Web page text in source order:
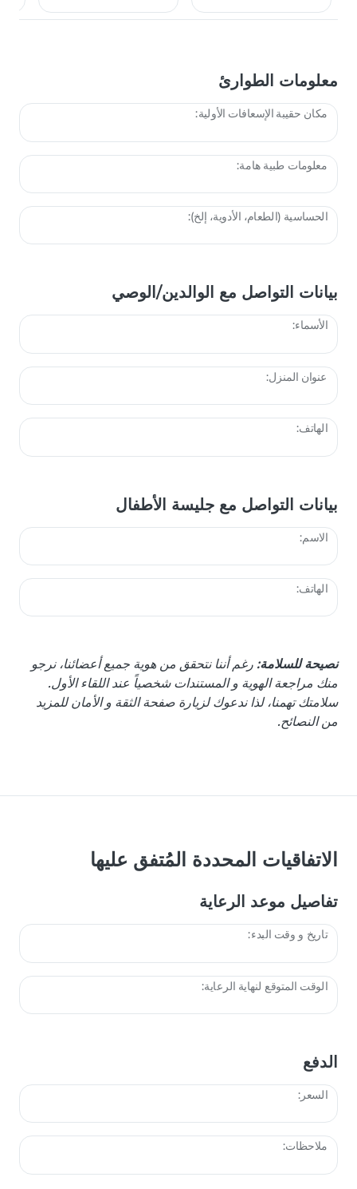
معلومات الطوارئ
مكان حقيبة الإسعافات الأولية:
معلومات طبية هامة:
الحساسية (الطعام، الأدوية، إلخ):
بيانات التواصل مع الوالدين/الوصي
الأسماء:
عنوان المنزل:
الهاتف:
بيانات التواصل مع جليسة الأطفال
الاسم:
الهاتف:
نصيحة للسلامة: رغم أننا نتحقق من هوية جميع أعضائنا، نرجو
منك مراجعة الهوية و المستندات شخصياً عند اللقاء الأول.
سلامتك تهمنا، لذا ندعوك لزيارة صفحة الثقة و الأمان للمزيد
من النصائح.
الاتفاقيات المحددة المُتفق عليها
تفاصيل موعد الرعاية
تاريخ و وقت البدء:
الوقت المتوقع لنهاية الرعاية:
الدفع
السعر:
ملاحظات: